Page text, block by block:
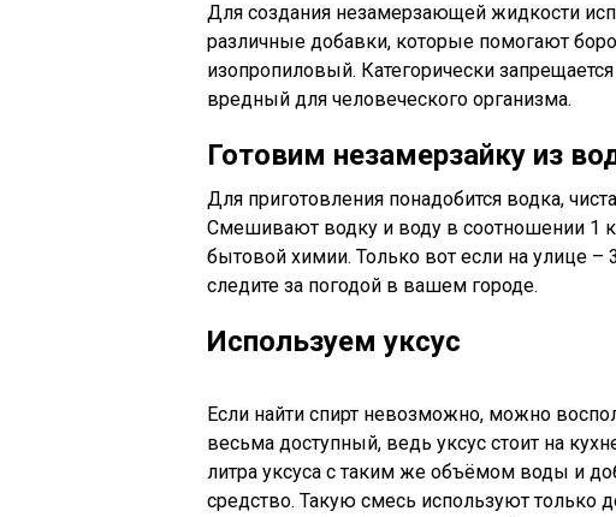
Для создания незамерзающей жидкости
различные добавки, которые помогают
изопропиловый. Категорически
вредный для человеческого организма.
Готовим незамерзайку из
Для приготовления понадобится водка,
Смешивают водку и воду в соотношении 1
бытовой химии. Только вот если на улице –
следите за погодой в вашем городе.
Используем уксус
Если найти спирт невозможно, можно
весьма доступный, ведь уксус стоит на
литра уксуса с таким же объёмом воды и
средство. Такую смесь используют только